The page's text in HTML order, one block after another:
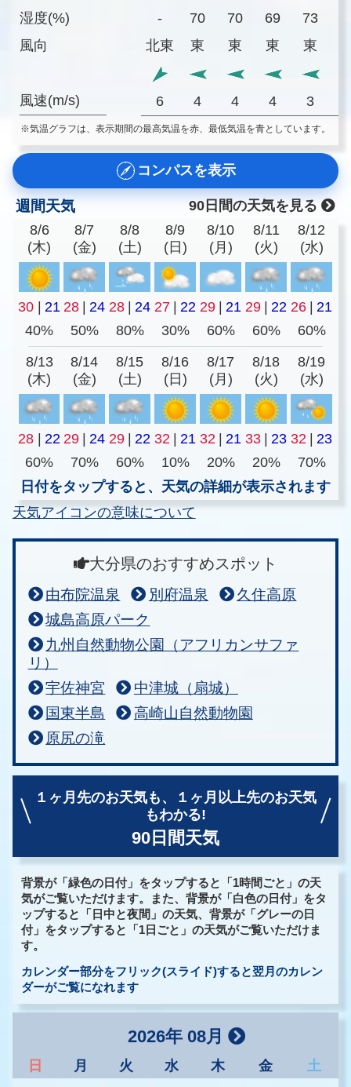
湿度(%)
風向
風速(m/s)
-
70 70 69 73
北東
東 東 東 東
6 4 4 4 3
※気温グラフは、表示期間の最高気温を赤、最低気温を青としています。
コンパスを表示
週間天気
90日間の天気を見る
8/6
(木)
8/7
(金)
8/8
(土)
8/9
(日)
8/10
(月)
8/11
(火)
8/12
(水)
30 21 28 24 28 24 27 22 29 21 29 22 26
21
40%
50% 80% 30% 60% 60% 60%
8/13
(木)
8/14
(金)
8/15
(土)
8/16
(日)
8/17
(月)
8/18
(火)
8/19
(水)
28 22 29 24 29 22 32 21 32 21 33 23 32
23
60%
70% 60% 10% 20% 20%
70%
日付をタップすると、天気の詳細が表示されます
天気アイコンの意味について
大分県のおすすめスポット
由布院温泉 別府温泉
久住高原
城島高原パーク
九州自然動物公園（アフリカンサファ
リ）
宇佐神宮
中津城（扇城）
国東半島
高崎山自然動物園
原尻の滝
１ヶ月先のお天気も、
１ヶ月以上先のお天気
もわかる!
90日間天気
背景が「緑色の日付」をタップすると「1時間ごと」の天
気がご覧いただけます。また、背景が「白色の日付」をタ
ップすると「日中と夜間」の天気、背景が「グレーの日
付」をタップすると「1日ごと」の天気がご覧いただけま
す。
カレンダー部分をフリック(スライド)すると翌月のカレン
ダーがご覧になれます
2026年 08月
日 月 火 水 木 金
土